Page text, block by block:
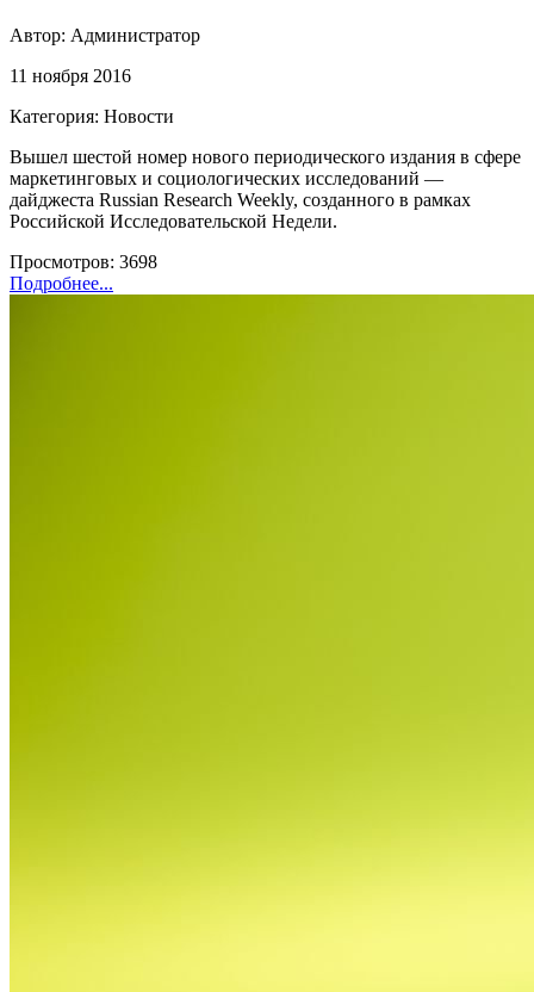
Автор: Администратор
11 ноября 2016
Категория: Новости
Вышел шестой номер нового периодического издания в сфере
маркетинговых и социологических исследований —
дайджеста Russian Research Weekly, созданного в рамках
Российской Исследовательской Недели.
Просмотров: 3698
Подробнее...